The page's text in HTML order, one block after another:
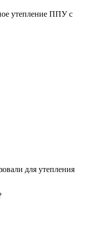
утепление ППУ с
для утепления